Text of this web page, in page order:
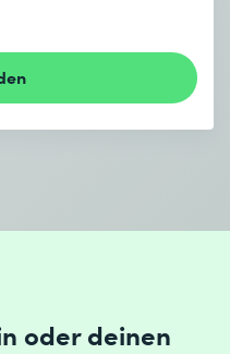
Media Type)
oder deinen